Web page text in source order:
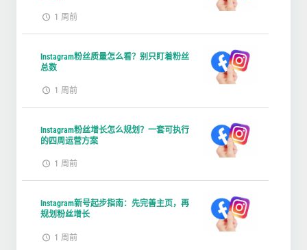
1 周前
Instagram粉丝质量怎么看？别只盯着粉丝
总数
1 周前
Instagram粉丝增长怎么规划？一套可执行
的四周运营方案
1 周前
Instagram新号起步指南：先完善主页，再
规划粉丝增长
1 周前